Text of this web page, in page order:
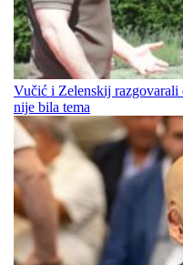
Vučić i Zelenskij razgovarali
nije bila tema